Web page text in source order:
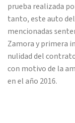
prueba realizada
tanto, este auto
mencionadas
Zamora y primera
nulidad del
con motivo de la
en el año 2016.